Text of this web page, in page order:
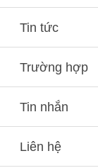
Tin tức
Trường hợp
Tin nhắn
Liên hệ